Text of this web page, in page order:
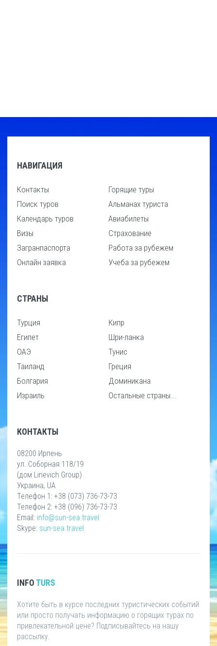
НАВИГАЦИЯ
Контакты
Поиск туров
Календарь туров
Визы
Загранпаспорта
Онлайн заявка
Горящие туры
Альманах туриста
Авиабилеты
Страхование
Работа за рубежем
Учеба за рубежем
СТРАНЫ
Турция
Египет
ОАЭ
Таиланд
Болгария
Израиль
Кипр
Шри-ланка
Тунис
Греция
Доминикана
Остальные страны...
КОНТАКТЫ
08200 Ирпень
ул. Соборная 118/19
(дом Linevich Group)
Украина, UA
Телефон 1: +38 (073) 736-73-73
Телефон 2: +38 (096) 736-73-73
Email: info@sun-sea.travel
Skype: sun-sea.travel
INFO TURS
Хотите быть в курсе последних туристических событий
или просто получать информацию о горящих турах по
привлекательной цене? Подписывайтесь на нашу
рассылку.